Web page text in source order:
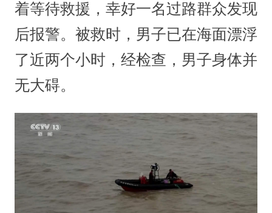
着等待救援，幸好一名过路群众发现
后报警。被救时，男子已在海面漂浮
了近两个小时，经检查，男子身体并
无大碍。